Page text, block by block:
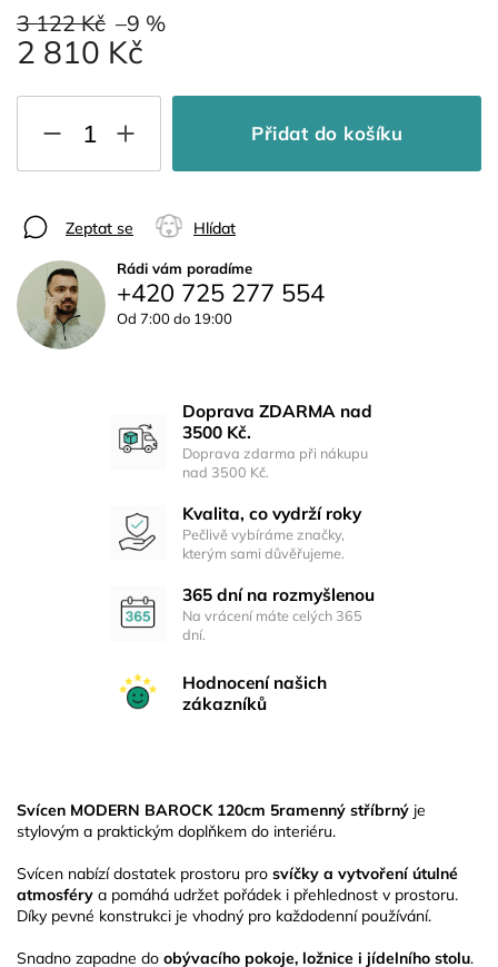
3 122 Kč –9 %
2 810 Kč
Přidat do košíku
Zeptat se Hlídat
Rádi vám poradíme
+420 725 277 554
Od 7:00 do 19:00
Doprava ZDARMA nad
3500 Kč.
Doprava zdarma při nákupu
nad 3500 Kč.
Kvalita, co vydrží roky
Pečlivě vybíráme značky,
kterým sami důvěřujeme.
365 dní na rozmyšlenou
Na vrácení máte celých 365
dní.
Hodnocení našich
zákazníků
Svícen MODERN BAROCK 120cm 5ramenný stříbrný je
stylovým a praktickým doplňkem do interiéru.
Svícen nabízí dostatek prostoru pro svíčky a vytvoření útulné
atmosféry a pomáhá udržet pořádek i přehlednost v prostoru.
Díky pevné konstrukci je vhodný pro každodenní používání.
Snadno zapadne do obývacího pokoje, ložnice i jídelního stolu.